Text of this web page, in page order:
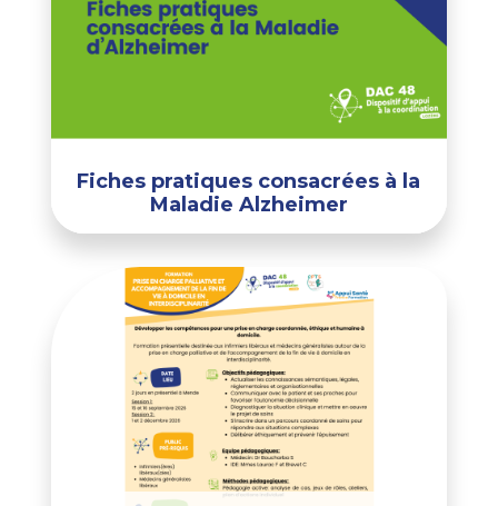
Fiches pratiques consacrées à la
Maladie Alzheimer